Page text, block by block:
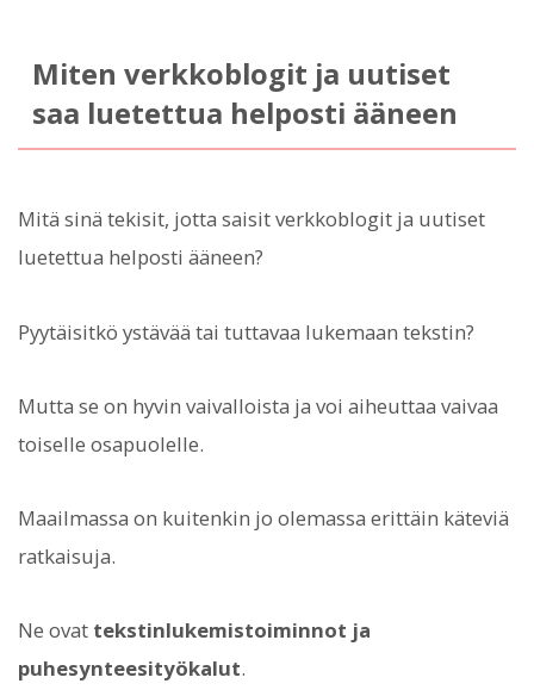
Miten verkkoblogit ja uutiset
saa luetettua helposti ääneen
Mitä sinä tekisit, jotta saisit verkkoblogit ja uutiset
luetettua helposti ääneen?
Pyytäisitkö ystävää tai tuttavaa lukemaan tekstin?
Mutta se on hyvin vaivalloista ja voi aiheuttaa vaivaa
toiselle osapuolelle.
Maailmassa on kuitenkin jo olemassa erittäin käteviä
ratkaisuja.
Ne ovat tekstinlukemistoiminnot ja
puhesynteesityökalut.